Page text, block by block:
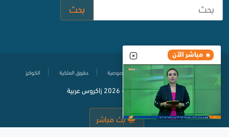
مباشر الآن
بحث
مركز المساعدة سياسة حماية الخصوصية حقوق الملكية الكوكيز
© جميع الحقوق محفوظة2020- 2026 زاكروس عربية
بث مباشر